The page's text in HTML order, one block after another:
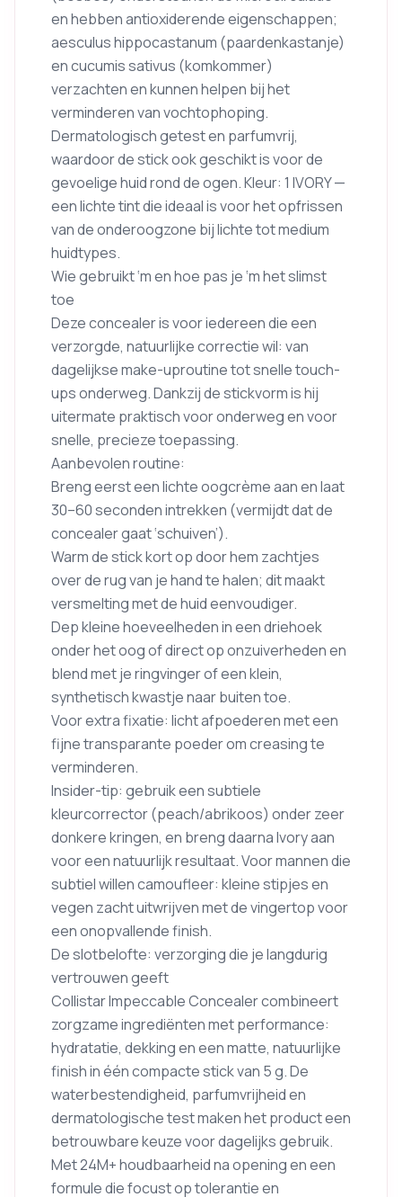
en hebben antioxiderende eigenschappen;
aesculus hippocastanum (paardenkastanje)
en cucumis sativus (komkommer)
verzachten en kunnen helpen bij het
verminderen van vochtophoping.
Dermatologisch getest en parfumvrij,
waardoor de stick ook geschikt is voor de
gevoelige huid rond de ogen. Kleur: 1 IVORY —
een lichte tint die ideaal is voor het opfrissen
van de onderoogzone bij lichte tot medium
huidtypes.
Wie gebruikt ‘m en hoe pas je ‘m het slimst
toe
Deze concealer is voor iedereen die een
verzorgde, natuurlijke correctie wil: van
dagelijkse make-uproutine tot snelle touch-
ups onderweg. Dankzij de stickvorm is hij
uitermate praktisch voor onderweg en voor
snelle, precieze toepassing.
Aanbevolen routine:
Breng eerst een lichte oogcrème aan en laat
30–60 seconden intrekken (vermijdt dat de
concealer gaat ‘schuiven’).
Warm de stick kort op door hem zachtjes
over de rug van je hand te halen; dit maakt
versmelting met de huid eenvoudiger.
Dep kleine hoeveelheden in een driehoek
onder het oog of direct op onzuiverheden en
blend met je ringvinger of een klein,
synthetisch kwastje naar buiten toe.
Voor extra fixatie: licht afpoederen met een
fijne transparante poeder om creasing te
verminderen.
Insider-tip: gebruik een subtiele
kleurcorrector (peach/abrikoos) onder zeer
donkere kringen, en breng daarna Ivory aan
voor een natuurlijk resultaat. Voor mannen die
subtiel willen camoufleer: kleine stipjes en
vegen zacht uitwrijven met de vingertop voor
een onopvallende finish.
De slotbelofte: verzorging die je langdurig
vertrouwen geeft
Collistar Impeccable Concealer combineert
zorgzame ingrediënten met performance:
hydratatie, dekking en een matte, natuurlijke
finish in één compacte stick van 5 g. De
waterbestendigheid, parfumvrijheid en
dermatologische test maken het product een
betrouwbare keuze voor dagelijks gebruik.
Met 24M+ houdbaarheid na opening en een
formule die focust op tolerantie en